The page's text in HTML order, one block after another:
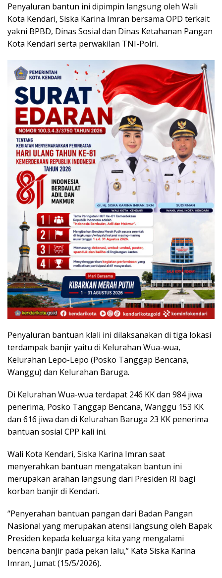
Penyaluran bantun ini dipimpin langsung oleh Wali
Kota Kendari, Siska Karina Imran bersama OPD terkait
yakni BPBD, Dinas Sosial dan Dinas Ketahanan Pangan
Kota Kendari serta perwakilan TNI-Polri.
Penyaluran bantuan klali ini dilaksanakan di tiga lokasi
terdampak banjir yaitu di Kelurahan Wua-wua,
Kelurahan Lepo-Lepo (Posko Tanggap Bencana,
Wanggu) dan Kelurahan Baruga.
Di Kelurahan Wua-wua terdapat 246 KK dan 984 jiwa
penerima, Posko Tanggap Bencana, Wanggu 153 KK
dan 616 jiwa dan di Kelurahan Baruga 23 KK penerima
bantuan sosial CPP kali ini.
Wali Kota Kendari, Siska Karina Imran saat
menyerahkan bantuan mengatakan bantun ini
merupakan arahan langsung dari Presiden RI bagi
korban banjir di Kendari.
“Penyerahan bantuan pangan dari Badan Pangan
Nasional yang merupakan atensi langsung oleh Bapak
Presiden kepada keluarga kita yang mengalami
bencana banjir pada pekan lalu,” Kata Siska Karina
Imran, Jumat (15/5/2026).